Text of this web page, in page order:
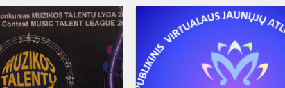
XII-
asis tarptautinis
vaikų
ir
jaunimo